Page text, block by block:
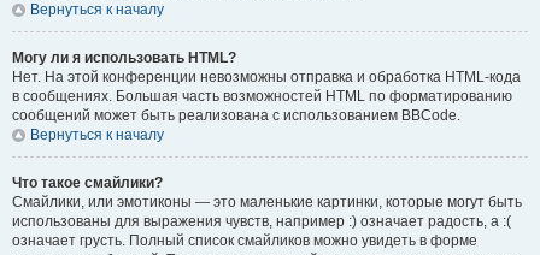
Вернуться к началу
Могу ли я использовать HTML?
Нет. На этой конференции невозможны отправка и обработка HTML-кода
в сообщениях. Большая часть возможностей HTML по форматированию
сообщений может быть реализована с использованием BBCode.
Вернуться к началу
Что такое смайлики?
Смайлики, или эмотиконы — это маленькие картинки, которые могут быть
использованы для выражения чувств, например :) означает радость, а :(
означает грусть. Полный список смайликов можно увидеть в форме